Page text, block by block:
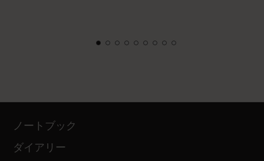
ノートブック
ダイアリー